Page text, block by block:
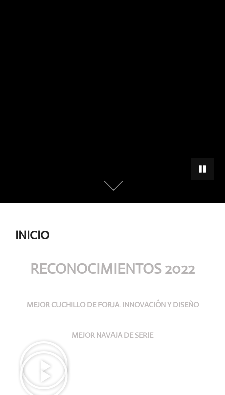
INICIO
RECONOCIMIENTOS 2022
MEJOR CUCHILLO DE FORJA. INNOVACIÓN Y DISEÑO
MEJOR NAVAJA DE SERIE